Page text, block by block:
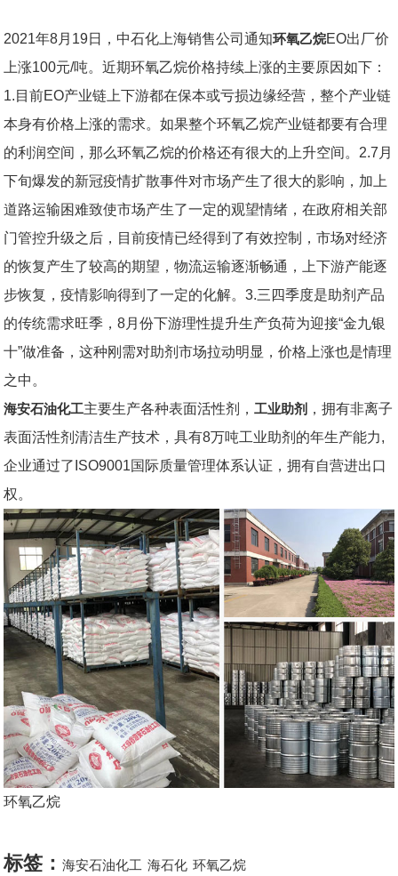
2021年8月19日，中石化上海销售公司通知环氧乙烷EO出厂价
上涨100元/吨。近期环氧乙烷价格持续上涨的主要原因如下：
1.目前EO产业链上下游都在保本或亏损边缘经营，整个产业链
本身有价格上涨的需求。如果整个环氧乙烷产业链都要有合理
的利润空间，那么环氧乙烷的价格还有很大的上升空间。2.7月
下旬爆发的新冠疫情扩散事件对市场产生了很大的影响，加上
道路运输困难致使市场产生了一定的观望情绪，在政府相关部
门管控升级之后，目前疫情已经得到了有效控制，市场对经济
的恢复产生了较高的期望，物流运输逐渐畅通，上下游产能逐
步恢复，疫情影响得到了一定的化解。3.三四季度是助剂产品
的传统需求旺季，8月份下游理性提升生产负荷为迎接“金九银
十”做准备，这种刚需对助剂市场拉动明显，价格上涨也是情理
之中。
海安石油化工主要生产各种表面活性剂，工业助剂 ，拥有非离子
表面活性剂清洁生产技术，具有8万吨工业助剂的年生产能力,
企业通过了ISO9001国际质量管理体系认证，拥有自营进出口
权。
环氧乙烷
标签：海安石油化工 海石化 环氧乙烷